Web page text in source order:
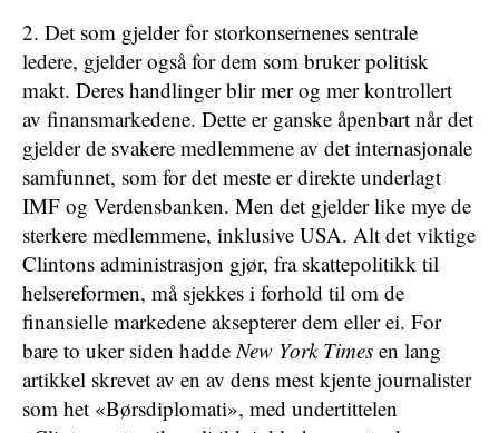
2. Det som gjelder for storkonsernenes sentrale
ledere, gjelder også for dem som bruker politisk
makt. Deres handlinger blir mer og mer kontrollert
av finansmarkedene. Dette er ganske åpenbart når det
gjelder de svakere medlemmene av det internasjonale
samfunnet, som for det meste er direkte underlagt
IMF og Verdensbanken. Men det gjelder like mye de
sterkere medlemmene, inklusive USA. Alt det viktige
Clintons administrasjon gjør, fra skattepolitikk til
helsereformen, må sjekkes i forhold til om de
finansielle markedene aksepterer dem eller ei. For
bare to uker siden haddeNew York Times en lang
artikkel skrevet av en av dens mest kjente journalister
som het «Børsdiplomati», med undertittelen